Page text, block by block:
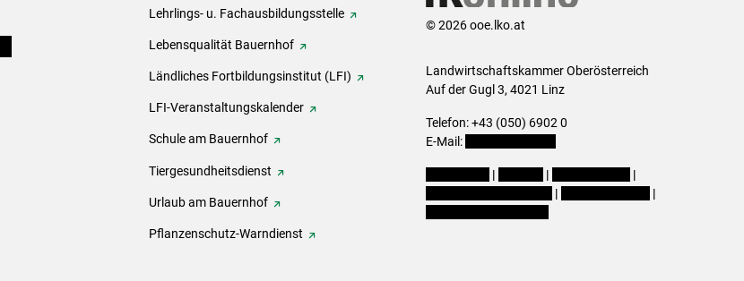
Lehrlings- u. Fachausbildungsstelle
Lebensqualität Bauernhof
Ländliches Fortbildungsinstitut (LFI)
LFI-Veranstaltungskalender
Schule am Bauernhof
Tiergesundheitsdienst
Urlaub am Bauernhof
Pflanzenschutz-Warndienst
© 2026 ooe.lko.at
Landwirtschaftskammer Oberösterreich
Auf der Gugl 3, 4021 Linz
Telefon: +43 (050) 6902 0
E-Mail:
| |
|
|
|